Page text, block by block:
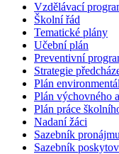
Vzdělávací
Školní řád
Tematické plány
Učební plán
Preventivní
Strategie
Plán
Plán výchovného
Plán práce
Nadaní žáci
Sazebník pronájmu
Sazebník